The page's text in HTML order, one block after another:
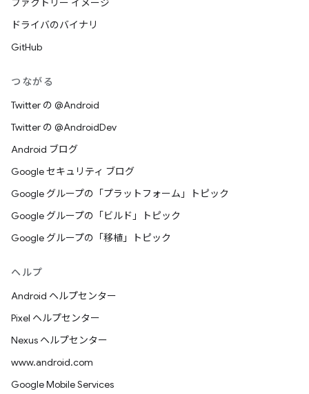
ファクトリー イメージ
ドライバのバイナリ
GitHub
つながる
Twitter の @Android
Twitter の @AndroidDev
Android ブログ
Google セキュリティ ブログ
Google グループの「プラットフォーム」トピック
Google グループの「ビルド」トピック
Google グループの「移植」トピック
ヘルプ
Android ヘルプセンター
Pixel ヘルプセンター
Nexus ヘルプセンター
www.android.com
Google Mobile Services